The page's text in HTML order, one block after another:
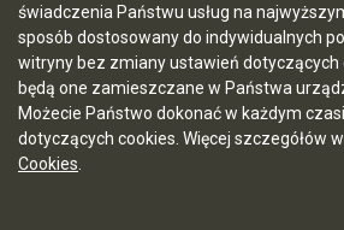
świadczenia Państwu usług na
sposób dostosowany do indywidualnych
witryny bez zmiany ustawień dotyczących
będą one zamieszczane w Państwa
Możecie Państwo dokonać w każdym
dotyczących cookies. Więcej szczegółów
Cookies
Instrukcja obsługi
Statystyki oglądalności
Ostatnia aktualizacja BIP: 03.08.2026
CMS i hosting: Logonet